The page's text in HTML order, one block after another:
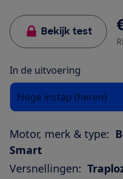
Bekijk test
In de uitvoering
Hoge instap (heren)
Motor, merk & type:
Smart
Versnellingen: